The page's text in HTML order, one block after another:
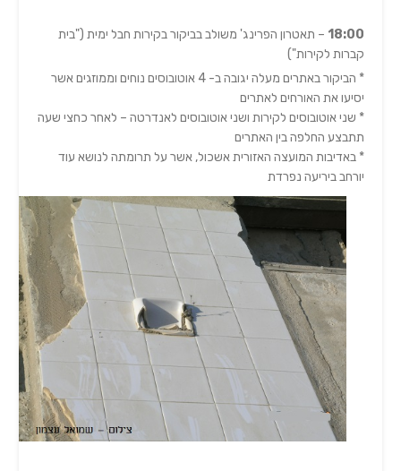
18:00 – תאטרון הפרינג' משולב בביקור בקירות חבל ימית ("בית
קברות לקירות")
* הביקור באתרים מעלה יגובה ב- 4 אוטובוסים נוחים וממוזגים אשר
יסיעו את האורחים לאתרים
* שני אוטובוסים לקירות ושני אוטובוסים לאנדרטה – לאחר כחצי שעה
תתבצע החלפה בין האתרים
* באדיבות המועצה האזורית אשכול, אשר על תרומתה לנושא עוד
יורחב ביריעה נפרדת